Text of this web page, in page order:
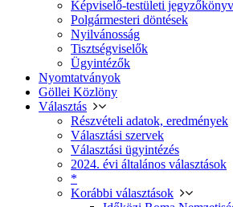
Képviselő-testületi
Polgármesteri döntések
Nyilvánosság
Tisztségviselők
Ügyintézők
Nyomtatványok
Göllei Közlöny
Választás
Részvételi adatok, eredmények
Választási szervek
Választási ügyintézés
2024. évi általános választások
*
Korábbi választások